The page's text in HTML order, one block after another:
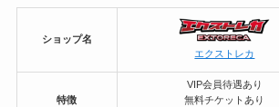
ショップ名
エクストレカ
特徴
VIP会員待遇あり
無料チケットあり